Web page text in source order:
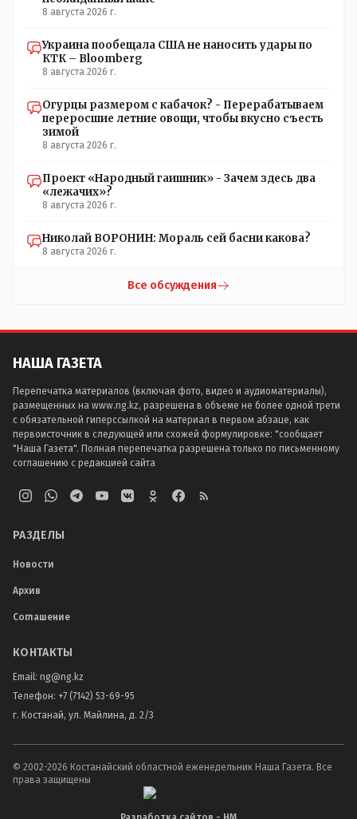
8 августа 2026 г.
Украина пообещала США не наносить удары по
КТК – Bloomberg
8 августа 2026 г.
Огурцы размером с кабачок? - Перерабатываем
переросшие летние овощи, чтобы вкусно съесть
зимой
8 августа 2026 г.
Проект «Народный гаишник» - Зачем здесь два
«лежачих»?
8 августа 2026 г.
Николай ВОРОНИН: Мораль сей басни какова?
8 августа 2026 г.
Все обсуждения
НАША ГАЗЕТА
Перепечатка материалов (включая фото, видео и аудиоматериалы),
размещенных на www.ng.kz, разрешена в объеме не более одной трети
с обязательной гиперссылкой на материал в первом абзаце, как
первоисточник в следующей или схожей формулировке: "сообщает
"Наша Газета". Полная перепечатка разрешена только по письменному
соглашению с редакцией сайта
РАЗДЕЛЫ
Новости
Архив
Соглашение
КОНТАКТЫ
Email: ng@ng.kz
Телефон: +7 (7142) 53-69-95
г. Костанай, ул. Майлина, д. 2/3
© 2002-2026 Костанайский областной еженедельник Наша Газета. Все
права защищены